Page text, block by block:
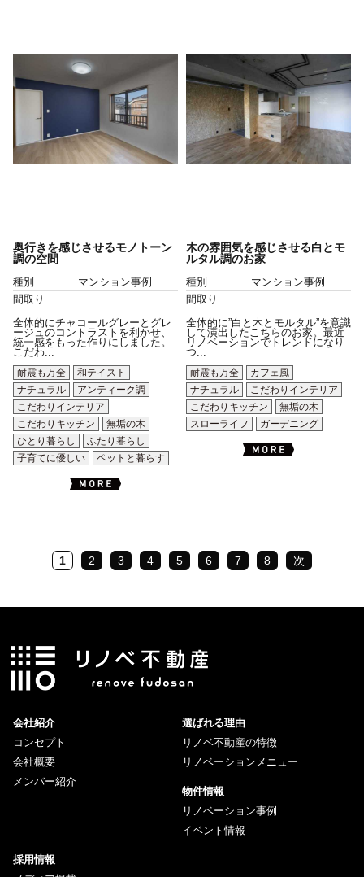
奥行きを感じさせるモノトーン
調の空間
種別
マンション事例
間取り
全体的にチャコールグレーとグレ
ージュのコントラストを利かせ、
統一感をもった作りにしました。
こだわ...
耐震も万全
和テイスト
ナチュラル
アンティーク調
こだわりインテリア
こだわりキッチン
無垢の木
ひとり暮らし
ふたり暮らし
子育てに優しい
ペットと暮らす
木の雰囲気を感じさせる白とモ
ルタル調のお家
種別
マンション事例
間取り
全体的に”白と木とモルタル”を意識
して演出したこちらのお家。最近
リノベーションでトレンドになり
つ...
耐震も万全
カフェ風
ナチュラル
こだわりインテリア
こだわりキッチン
無垢の木
スローライフ
ガーデニング
1 2 3 4 5 6 7 8 次
会社紹介
コンセプト
会社概要
メンバー紹介
選ばれる理由
リノベ不動産の特徴
リノベーションメニュー
物件情報
リノベーション事例
イベント情報
採用情報